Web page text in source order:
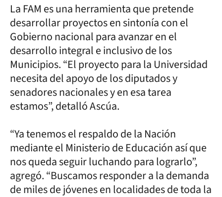
La FAM es una herramienta que pretende
desarrollar proyectos en sintonía con el
Gobierno nacional para avanzar en el
desarrollo integral e inclusivo de los
Municipios. “El proyecto para la Universidad
necesita del apoyo de los diputados y
senadores nacionales y en esa tarea
estamos”, detalló Ascúa.
“Ya tenemos el respaldo de la Nación
mediante el Ministerio de Educación así que
nos queda seguir luchando para lograrlo”,
agregó. “Buscamos responder a la demanda
de miles de jóvenes en localidades de toda la